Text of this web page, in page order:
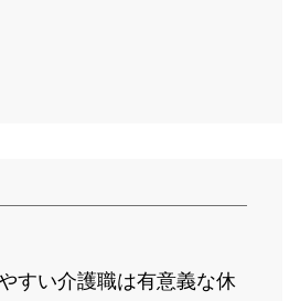
すい介護職は有意義な休